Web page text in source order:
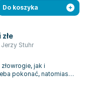
Do koszyka
Jerzy Stuhr
jak i
pokonać, natomiast
Jerzy S...